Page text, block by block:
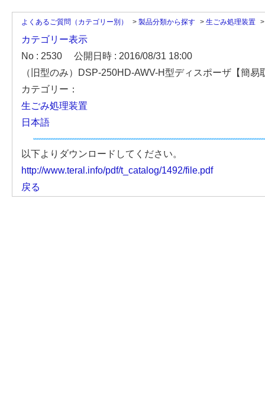
よくあるご質問（カテゴリー別） > 製品分類から探す > 生ごみ処理装置
カテゴリー表示
No : 2530
公開日時 : 2016/08/31 18:00
（旧型のみ）DSP-250HD-AWV-H型ディスポーザ【簡
カテゴリー：
生ごみ処理装置
日本語
以下よりダウンロードしてください。
http://www.teral.info/pdf/t_catalog/1492/file.pdf
戻る